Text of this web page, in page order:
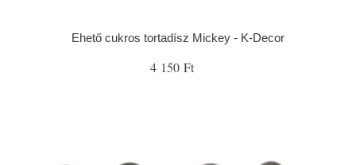
Ehető cukros tortadísz Mickey - K-Decor
4 150 Ft